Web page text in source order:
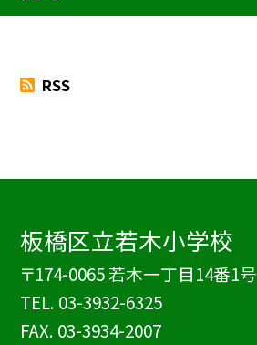
RSS
板橋区立若木小学校
〒174-0065 若木一丁目14番1号
TEL. 03-3932-6325
FAX. 03-3934-2007